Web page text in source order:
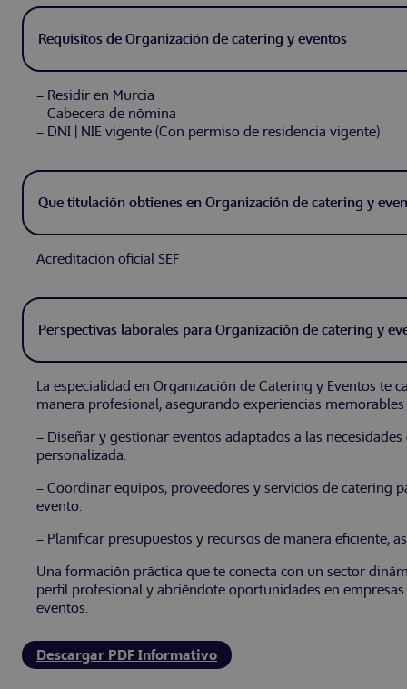
Requisitos de Organización de catering y eventos
– Residir en Murcia
– Cabecera de nómina
– DNI | NIE vigente (Con permiso de residencia vigente)
Que titulación obtienes en Organización de catering y
Acreditación oficial SEF
Perspectivas laborales para Organización de catering y
La especialidad en Organización de Catering y Eventos te
manera profesional, asegurando experiencias
– Diseñar y gestionar eventos adaptados a las
personalizada.
– Coordinar equipos, proveedores y servicios de catering
evento.
– Planificar presupuestos y recursos de manera eficiente,
Una formación práctica que te conecta con un sector
perfil profesional y abriéndote oportunidades en
eventos.
Descargar PDF Informativo